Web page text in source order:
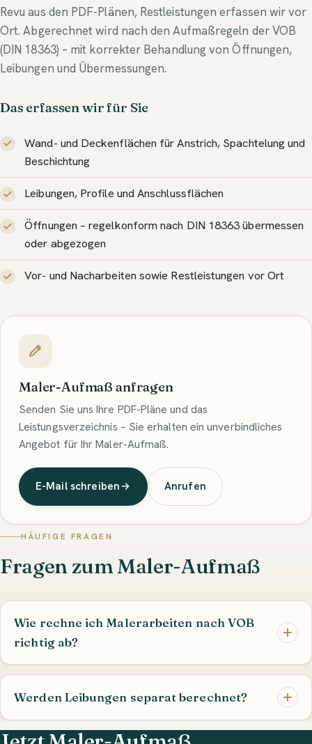
Revu aus den PDF-Plänen, Restleistungen erfassen wir vor
Ort. Abgerechnet wird nach den Aufmaßregeln der VOB
(DIN 18363) – mit korrekter Behandlung von Öffnungen,
Leibungen und Übermessungen.
Das erfassen wir für Sie
Wand- und Deckenflächen für Anstrich, Spachtelung und
Beschichtung
Leibungen, Profile und Anschlussflächen
Öffnungen – regelkonform nach DIN 18363 übermessen
oder abgezogen
Vor- und Nacharbeiten sowie Restleistungen vor Ort
Maler-Aufmaß anfragen
Senden Sie uns Ihre PDF-Pläne und das
Leistungsverzeichnis – Sie erhalten ein unverbindliches
Angebot für Ihr Maler-Aufmaß.
E-Mail schreiben Anrufen
HÄUFIGE FRAGEN
Fragen zum Maler-Aufmaß
Wie rechne ich Malerarbeiten nach VOB
richtig ab?
Werden Leibungen separat berechnet?